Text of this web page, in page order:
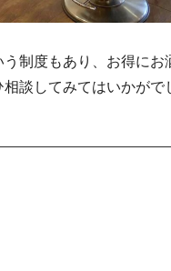
制度もあり、お得にお
談してみてはいかがで